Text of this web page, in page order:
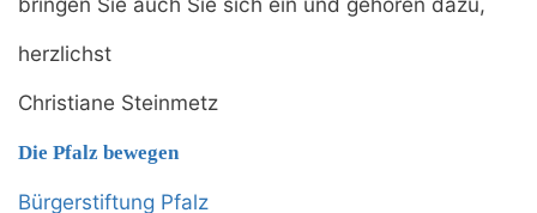
herzlichst
Christiane Steinmetz
Die Pfalz bewegen
Bürgerstiftung Pfalz